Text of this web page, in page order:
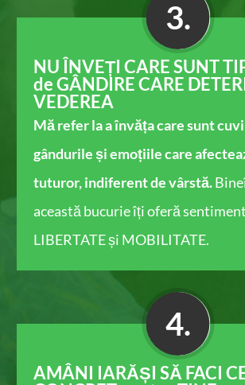
3.
NU ÎNVEȚI CARE SUNT
de GÂNDIRE CARE
VEDEREA
Mă refer la a învăța care sunt
gândurile și emoțiile care
tuturor, indiferent de vârstă.
această bucurie îți oferă
LIBERTATE și MOBILITATE.
4.
AMÂNI IARĂȘI SĂ FACI